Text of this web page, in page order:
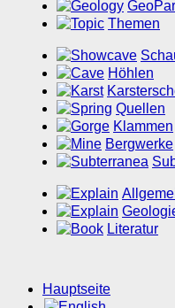
Themen
Höhlen
Quellen
Klammen
Bergwerke
Literatur
Hauptseite